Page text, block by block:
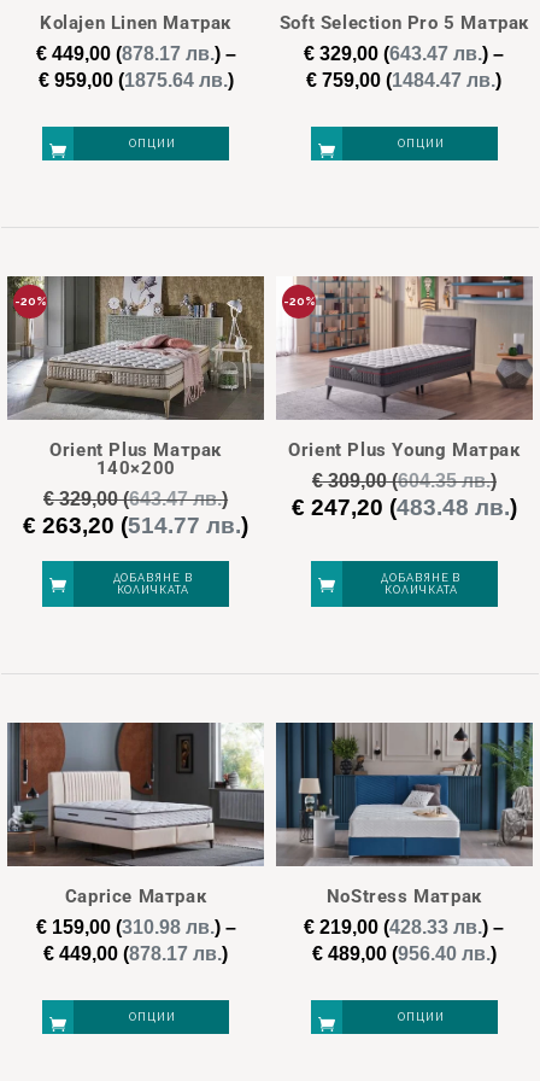
chosen
the
chosen
the
Kolajen Linen Матрак
€449,00(878.17 лв.) –
€959,00(1875.64 лв.)Price
ОПЦИИ
has
multiple
variants.
The
options
be
chosen
on
the
product
Soft Selection Pro 5 Матрак
€ 329,00 (643.47 лв.) –
€ 759,00 (1484.47 лв.)
ОПЦИИ
has
multiple
variants.
The
options
chosen
the
product
-20%
Orient Plus Матрак
140×200
€329,00(643.47 лв.)
Original
was:
€ 329,00.
€ 263,20 (514.77 лв.)Текущата
€ 263,20.
ДОБАВЯНЕ В
КОЛИЧКАТА
-20%
Orient Plus Young Матрак
€309,00(604.35 лв.)
Original
was:
€ 309,00.
€ 247,20 (483.48 лв.)
ДОБАВЯНЕ В
КОЛИЧКАТА
Caprice Матрак
€159,00(310.98 лв.) –
€ 449,00 (878.17 лв.)Price
€ 159,00
through
ОПЦИИ
NoStress Матрак
€ 219,00 (428.33 лв.) –
€489,00(956.40 лв.)
€
ОПЦИИ